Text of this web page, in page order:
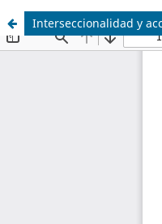
Interseccionalidad y